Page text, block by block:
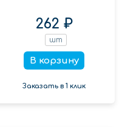
262 ₽
шт
В корзину
Заказать в 1 клик